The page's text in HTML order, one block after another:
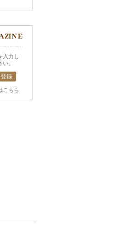
入力し
。
こちら